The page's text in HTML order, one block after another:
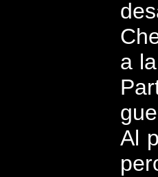
a
Al